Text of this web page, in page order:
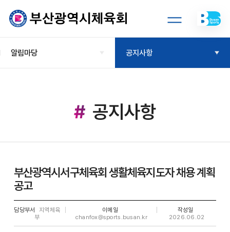
공지사항
알림마당 공지사항
부산광역시서구체육회 생활체육지도자 채용 계획
공고
담당부서
지역체육
부
이메일
chanfox@sports.busan.kr
작성일
2026.06.02